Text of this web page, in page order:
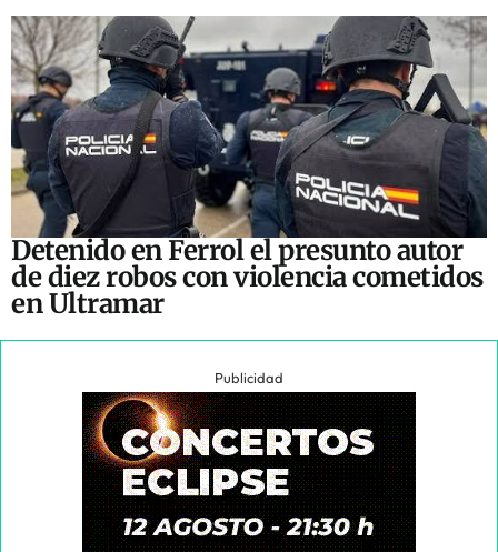
Detenido en Ferrol el presunto autor
de diez robos con violencia cometidos
en Ultramar
Publicidad